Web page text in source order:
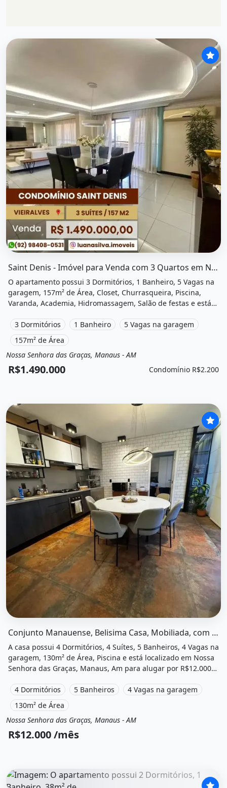
Saint Denis - Imóvel para Venda com 3 Quartos em Nossa Senhora das...
O apartamento possui 3 Dormitórios, 1 Banheiro, 5 Vagas na
garagem, 157m² de Área, Closet, Churrasqueira, Piscina,
Varanda, Academia, Hidromassagem, Salão de festas e está
venda por R$1.490.000 e Condomínio por R$2.200 /Mês.
3 Dormitórios 1 Banheiro
5 Vagas na garagem
157m² de Área
Venda
Apartamento
Nossa Senhora das Graças, Manaus - AM
R$1.490.000 Condomínio R$2.200
Conjunto Manauense, Belisima Casa, Mobiliada, com 4 Suítes, Piscina
A casa possui 4 Dormitórios, 4 Suítes, 5 Banheiros, 4 Vagas na
garagem, 130m² de Área, Piscina e está localizado em Nossa
Senhora das Graças, Manaus, Am para alugar por R$12.000
4 Dormitórios
5 Banheiros
4 Vagas na garagem
130m² de Área
Aluguel
Casa
Nossa Senhora das Graças, Manaus - AM
R$12.000 /mês